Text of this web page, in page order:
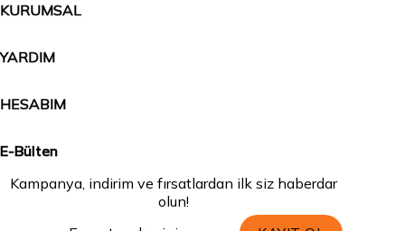
KURUMSAL
YARDIM
HESABIM
E-Bülten
Kampanya, indirim ve fırsatlardan ilk siz haberdar
olun!